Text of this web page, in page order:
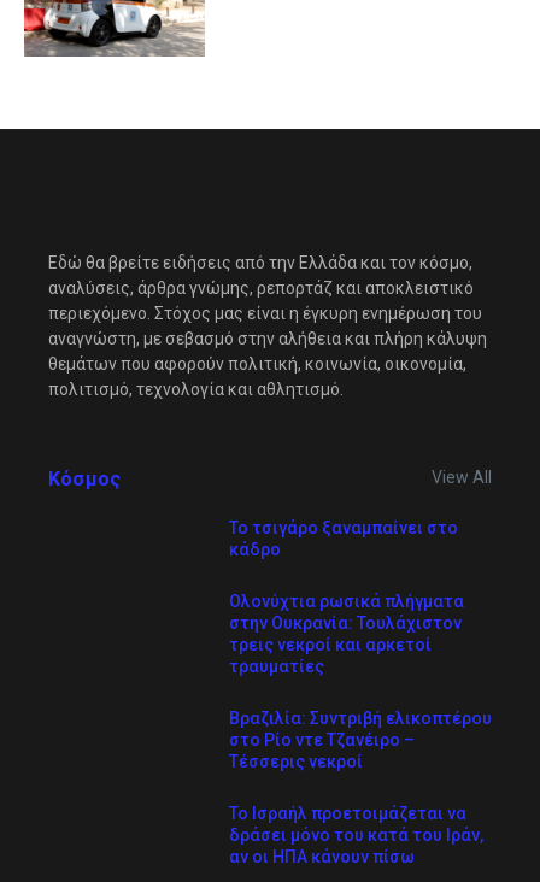
Εδώ θα βρείτε ειδήσεις από την Ελλάδα και τον κόσμο,
αναλύσεις, άρθρα γνώμης, ρεπορτάζ και αποκλειστικό
περιεχόμενο. Στόχος μας είναι η έγκυρη ενημέρωση του
αναγνώστη, με σεβασμό στην αλήθεια και πλήρη κάλυψη
θεμάτων που αφορούν πολιτική, κοινωνία, οικονομία,
πολιτισμό, τεχνολογία και αθλητισμό.
Κόσμος View All
Το τσιγάρο ξαναμπαίνει στο
κάδρο
Ολονύχτια ρωσικά πλήγματα
στην Ουκρανία: Τουλάχιστον
τρεις νεκροί και αρκετοί
τραυματίες
Βραζιλία: Συντριβή ελικοπτέρου
στο Ρίο ντε Τζανέιρο –
Tέσσερις νεκροί
Το Ισραήλ προετοιμάζεται να
δράσει μόνο του κατά του Ιράν,
αν οι ΗΠΑ κάνουν πίσω